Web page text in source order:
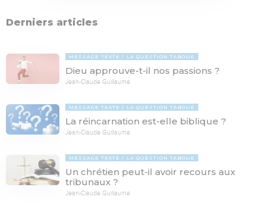
Derniers articles
MESSAGE TEXTE LA QUESTION TABOUE
Dieu approuve-t-il nos passions ?
Jean-Claude Guillaume
MESSAGE TEXTE LA QUESTION TABOUE
La réincarnation est-elle biblique ?
Jean-Claude Guillaume
MESSAGE TEXTE LA QUESTION TABOUE
Un chrétien peut-il avoir recours aux
tribunaux ?
Jean-Claude Guillaume